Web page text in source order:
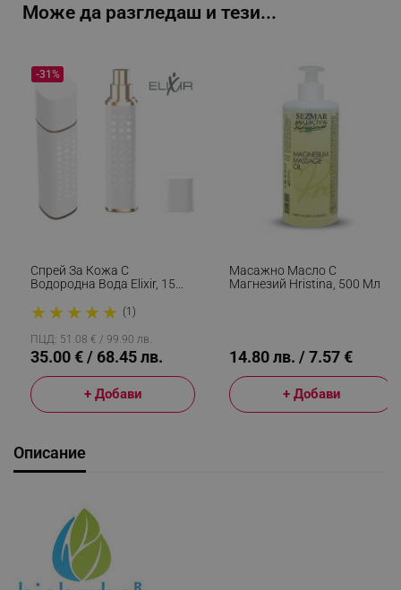
Може да разгледаш и тези...
Спрей За Кожа С
Водородна Вода Elixir, 15
Ефект, Антиоксидантно
Действие, Бял
★ ★ ★ ★ ★ (1)
-31%
ПЦД: 51.08 € / 99.90 лв.
35.00 € / 68.45 лв.
+ Добави
Масажно Масло С
Магнезий Hristina, 500 Мл
14.80 лв. / 7.57 €
+ Добави
Описание